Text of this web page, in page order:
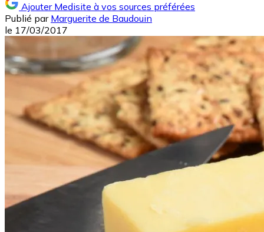
Ajouter Medisite à vos sources préférées
Publié par Marguerite de Baudouin
le 17/03/2017